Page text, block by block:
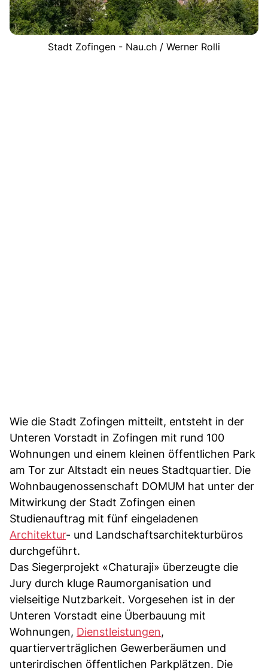
Stadt Zofingen - Nau.ch / Werner Rolli
Wie die Stadt Zofingen mitteilt, entsteht in der
Unteren Vorstadt in Zofingen mit rund 100
Wohnungen und einem kleinen öffentlichen Park
am Tor zur Altstadt ein neues Stadtquartier. Die
Wohnbaugenossenschaft DOMUM hat unter der
Mitwirkung der Stadt Zofingen einen
Studienauftrag mit fünf eingeladenen
Architektur- und Landschaftsarchitekturbüros
durchgeführt.
Das Siegerprojekt «Chaturaji» überzeugte die
Jury durch kluge Raumorganisation und
vielseitige Nutzbarkeit. Vorgesehen ist in der
Unteren Vorstadt eine Überbauung mit
Wohnungen, Dienstleistungen,
quartierverträglichen Gewerberäumen und
unterirdischen öffentlichen Parkplätzen. Die